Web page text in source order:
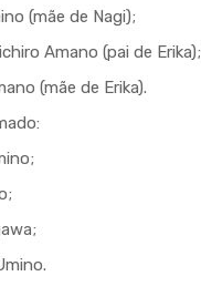
(mãe de Nagi);
Amano (pai de Erika);
(mãe de Erika).